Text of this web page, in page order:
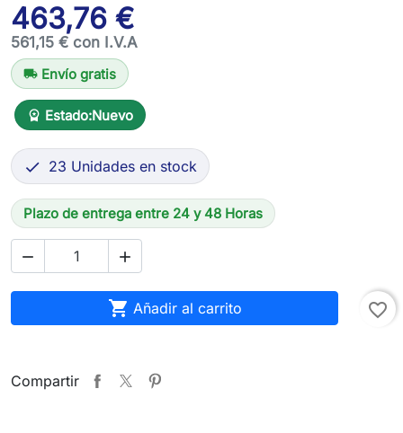
463,76 €
561,15 € con I.V.A
local_shipping Envío gratis
workspace_premium Estado:Nuevo
 23 Unidades en stock
Plazo de entrega entre 24 y 48 Horas
 
 Añadir al carrito favorite_border
Compartir